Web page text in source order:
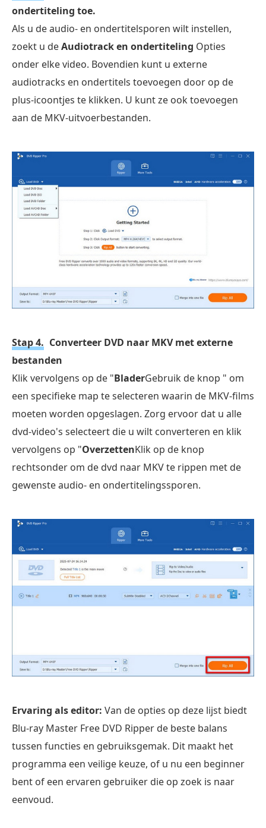
ondertiteling toe.
Als u de audio- en ondertitelsporen wilt instellen,
zoekt u deAudiotrack en ondertiteling Opties
onder elke video. Bovendien kunt u externe
audiotracks en ondertitels toevoegen door op de
plus-icoontjes te klikken. U kunt ze ook toevoegen
aan de MKV-uitvoerbestanden.
Stap 4. Converteer DVD naar MKV met externe
bestanden
Klik vervolgens op de "BladerGebruik de knop " om
een specifieke map te selecteren waarin de MKV-films
moeten worden opgeslagen. Zorg ervoor dat u alle
dvd-video's selecteert die u wilt converteren en klik
vervolgens op "OverzettenKlik op de knop
rechtsonder om de dvd naar MKV te rippen met de
gewenste audio- en ondertitelingssporen.
Ervaring als editor: Van de opties op deze lijst biedt
Blu-ray Master Free DVD Ripper de beste balans
tussen functies en gebruiksgemak. Dit maakt het
programma een veilige keuze, of u nu een beginner
bent of een ervaren gebruiker die op zoek is naar
eenvoud.